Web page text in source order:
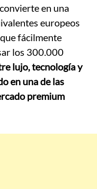
en una
europeos
fácilmente
los 300.000
lujo, tecnología y
en una de las
premium